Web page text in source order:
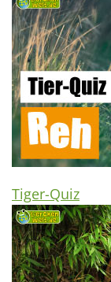
Tiger-Quiz